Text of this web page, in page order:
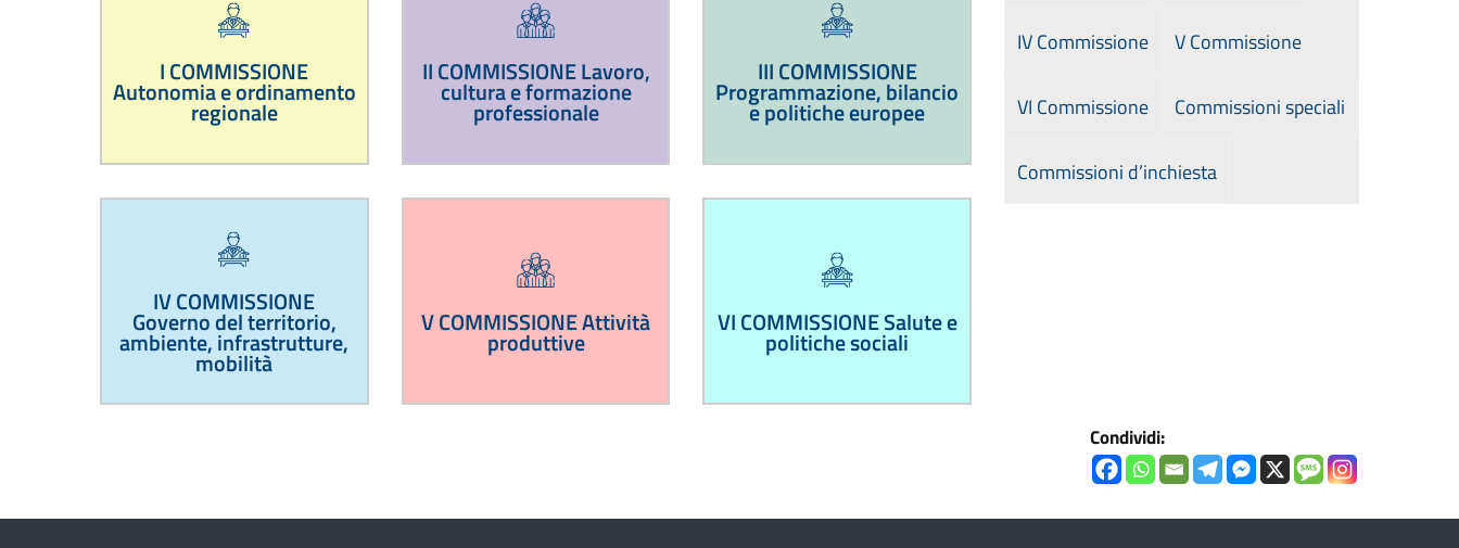
I COMMISSIONE
Autonomia e ordinamento
regionale
II COMMISSIONE Lavoro,
cultura e formazione
professionale
III COMMISSIONE
Programmazione, bilancio
e politiche europee
IV COMMISSIONE
Governo del territorio,
ambiente, infrastrutture,
mobilità
V COMMISSIONE Attività
produttive
VI COMMISSIONE Salute e
politiche sociali
IV Commissione V Commissione
VI Commissione Commissioni speciali
Commissioni d’inchiesta
Condividi: